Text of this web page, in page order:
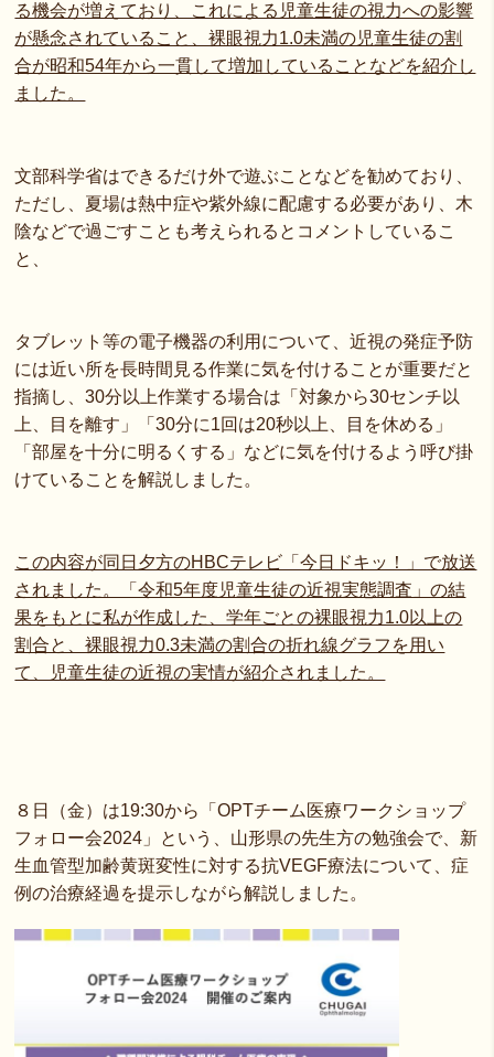
る機会が増えており、これによる児童生徒の視力への影響
が懸念されていること、裸眼視力1.0未満の児童生徒の割
合が昭和54年から一貫して増加していることなどを紹介し
ました。
文部科学省はできるだけ外で遊ぶことなどを勧めており、
ただし、夏場は熱中症や紫外線に配慮する必要があり、木
陰などで過ごすことも考えられるとコメントしているこ
と、
タブレット等の電子機器の利用について、近視の発症予防
には近い所を長時間見る作業に気を付けることが重要だと
指摘し、30分以上作業する場合は「対象から30センチ以
上、目を離す」「30分に1回は20秒以上、目を休める」
「部屋を十分に明るくする」などに気を付けるよう呼び掛
けていることを解説しました。
この内容が同日夕方のHBCテレビ「今日ドキッ！」で放送
されました。「令和5年度児童生徒の近視実態調査」の結
果をもとに私が作成した、学年ごとの裸眼視力1.0以上の
割合と、裸眼視力0.3未満の割合の折れ線グラフを用い
て、児童生徒の近視の実情が紹介されました。
８日（金）は19:30から「OPTチーム医療ワークショップ
フォロー会2024」という、山形県の先生方の勉強会で、新
生血管型加齢黄斑変性に対する抗VEGF療法について、症
例の治療経過を提示しながら解説しました。